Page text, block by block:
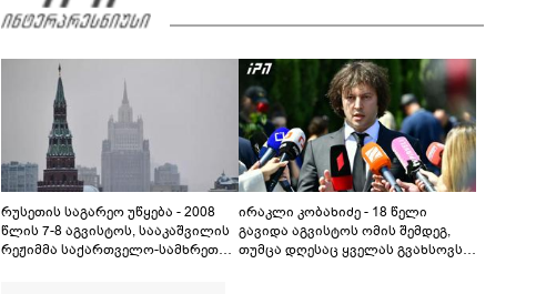
საავადმყოფოში გადაღებულ კადრებს
02:10
ამ წუთეში ბათუმში, ე.წ. ხოფის ბაზრობაზე
00:20
ვრცელდება ავარიის მომენტში გადაღებული
კადრები ბათუმიდან - "ვაიმე, ეს რა იყო, ყოჩაღ
"მარშრუტკის" მძღოლს"
რუსეთის საგარეო უწყება - 2008
წლის 7-8 აგვისტოს, სააკაშვილის
რეჟიმმა საქართველო-სამხრეთ
ირაკლი კობახიძე - 18 წელი
გავიდა აგვისტოს ომის შემდეგ,
თუმცა დღესაც ყველას გვახსოვს,